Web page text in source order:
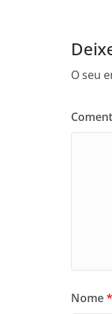
O seu
Nome*